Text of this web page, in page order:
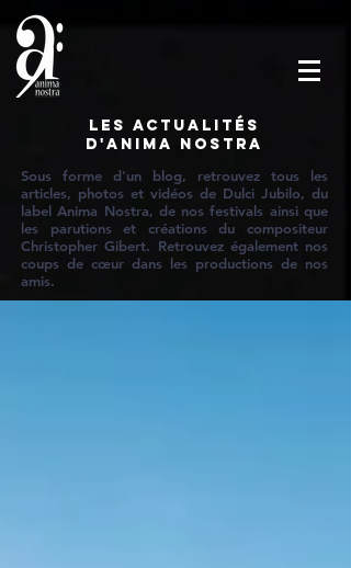
Les actualités
d'Anima Nostra
Sous forme d'un blog, retrouvez tous les
articles, photos et vidéos de Dulci Jubilo, du
label Anima Nostra, de nos festivals ainsi que
les parutions et créations du compositeur
Christopher Gibert. Retrouvez également nos
coups de cœur dans les productions de nos
amis.